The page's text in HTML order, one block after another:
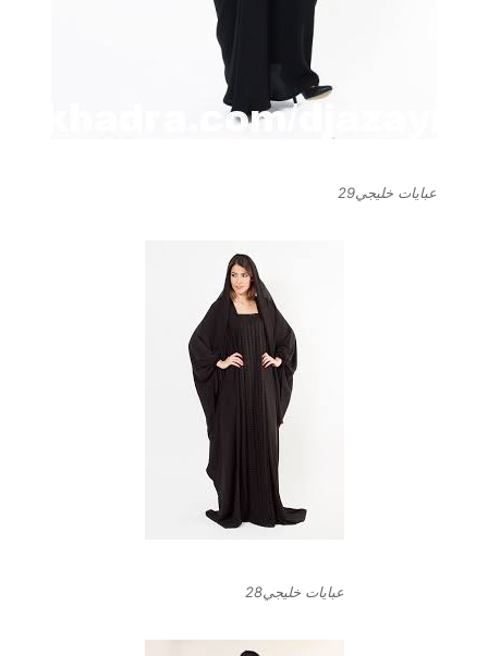
عبايات خليجي29
عبايات خليجي28